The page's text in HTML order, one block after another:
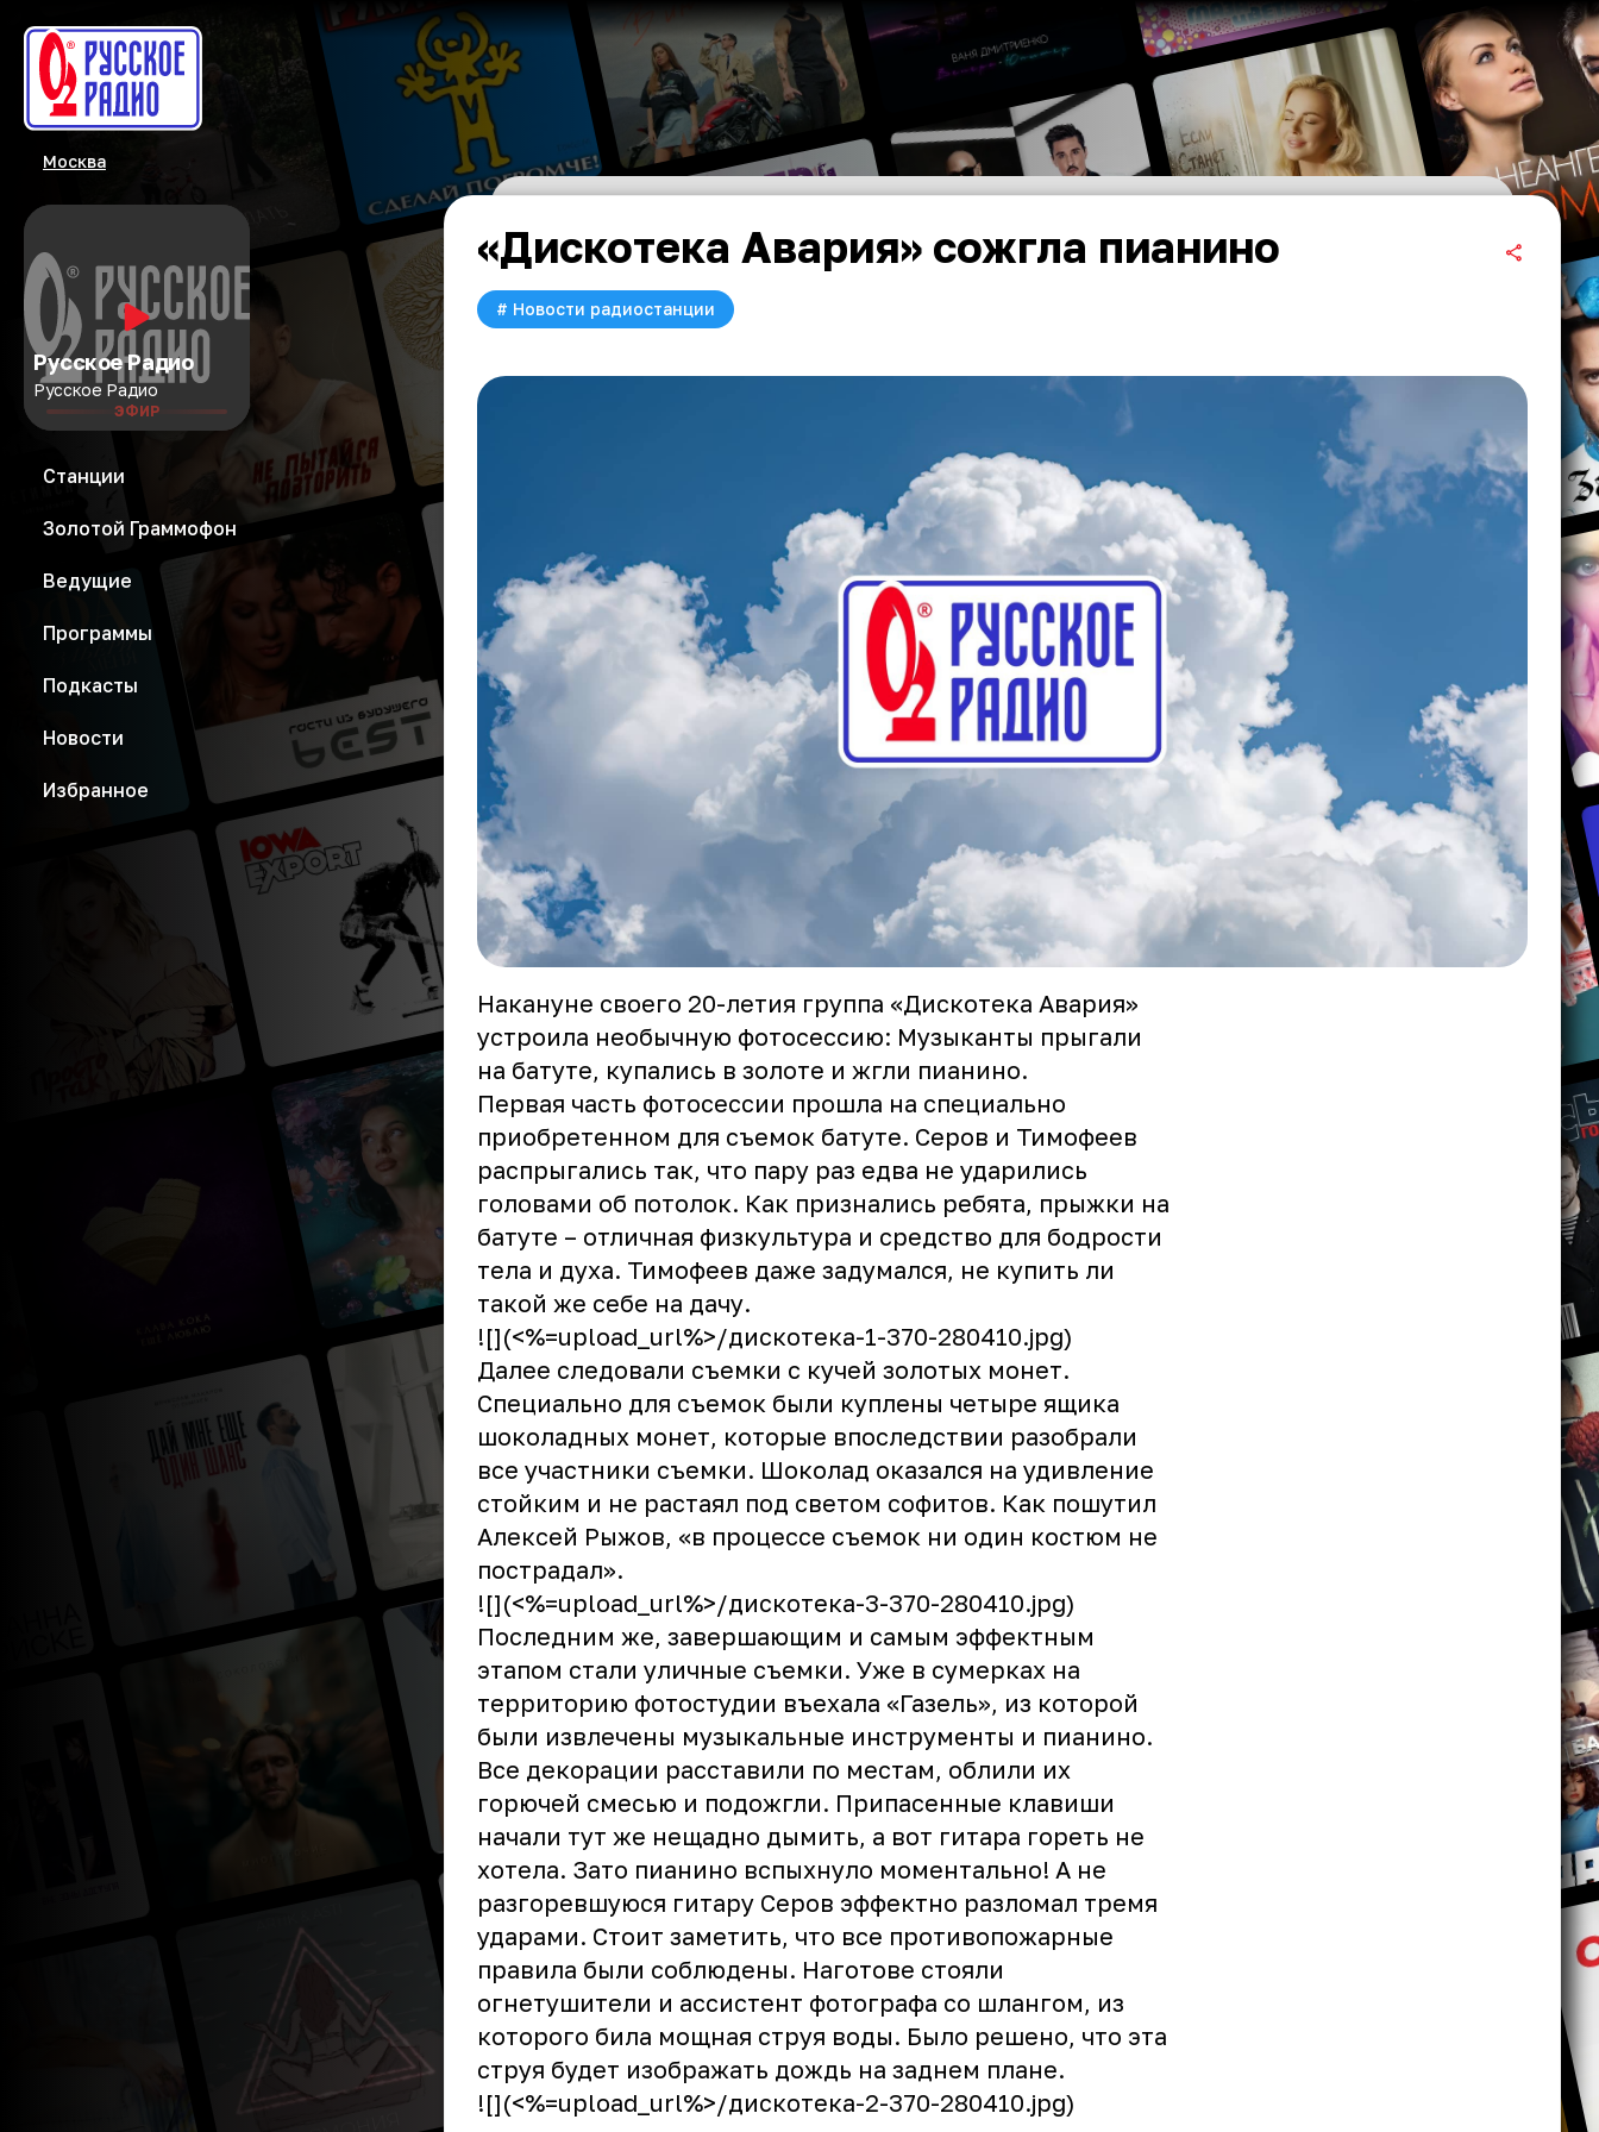
Москва
Русское Радио
Русское Радио
ЭФИР
Станции
Золотой Граммофон
Ведущие
Программы
Подкасты
Новости
Избранное
«Дискотека Авария» сожгла пианино
# Новости радиостанции
Накануне своего 20-летия группа «Дискотека Авария»
устроила необычную фотосессию: Музыканты прыгали
на батуте, купались в золоте и жгли пианино.
Первая часть фотосессии прошла на специально
приобретенном для съемок батуте. Серов и Тимофеев
распрыгались так, что пару раз едва не ударились
головами об потолок. Как признались ребята, прыжки на
батуте – отличная физкультура и средство для бодрости
тела и духа. Тимофеев даже задумался, не купить ли
такой же себе на дачу.
![](<%=upload_url%>/дискотека-1-370-280410.jpg)
Далее следовали съемки с кучей золотых монет.
Специально для съемок были куплены четыре ящика
шоколадных монет, которые впоследствии разобрали
все участники съемки. Шоколад оказался на удивление
стойким и не растаял под светом софитов. Как пошутил
Алексей Рыжов, «в процессе съемок ни один костюм не
пострадал».
![](<%=upload_url%>/дискотека-3-370-280410.jpg)
Последним же, завершающим и самым эффектным
этапом стали уличные съемки. Уже в сумерках на
территорию фотостудии въехала «Газель», из которой
были извлечены музыкальные инструменты и пианино.
Все декорации расставили по местам, облили их
горючей смесью и подожгли. Припасенные клавиши
начали тут же нещадно дымить, а вот гитара гореть не
хотела. Зато пианино вспыхнуло моментально! А не
разгоревшуюся гитару Серов эффектно разломал тремя
ударами. Стоит заметить, что все противопожарные
правила были соблюдены. Наготове стояли
огнетушители и ассистент фотографа со шлангом, из
которого била мощная струя воды. Было решено, что эта
струя будет изображать дождь на заднем плане.
![](<%=upload_url%>/дискотека-2-370-280410.jpg)